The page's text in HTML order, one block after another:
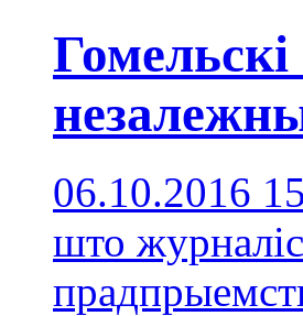
Гомельскі
06.10.2016
што